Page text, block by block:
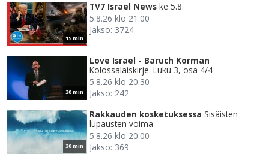
15 min
TV7 Israel News ke 5.8.
5.8.26 klo 21.00
Jakso: 3724
30 min
Love Israel - Baruch Korman
Kolossalaiskirje. Luku 3, osa 4/4
5.8.26 klo 20.30
Jakso: 242
30 min
Rakkauden kosketuksessa Sisäisten
lupausten voima
5.8.26 klo 20.00
Jakso: 369